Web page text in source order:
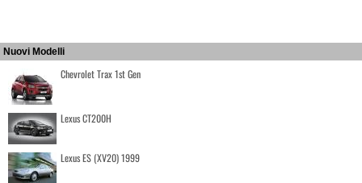
Nuovi Modelli
Chevrolet Trax 1st Gen
Lexus CT200H
Lexus ES (XV20) 1999